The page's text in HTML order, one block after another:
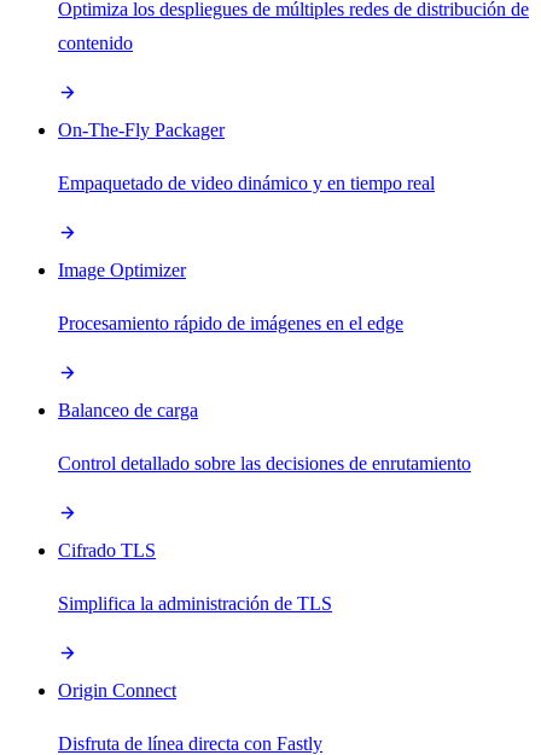
Optimiza los despliegues de múltiples redes de distribución de
contenido
On-The-Fly Packager
Empaquetado de video dinámico y en tiempo real
Image Optimizer
Procesamiento rápido de imágenes en el edge
Balanceo de carga
Control detallado sobre las decisiones de enrutamiento
Cifrado TLS
Simplifica la administración de TLS
Origin Connect
Disfruta de línea directa con Fastly